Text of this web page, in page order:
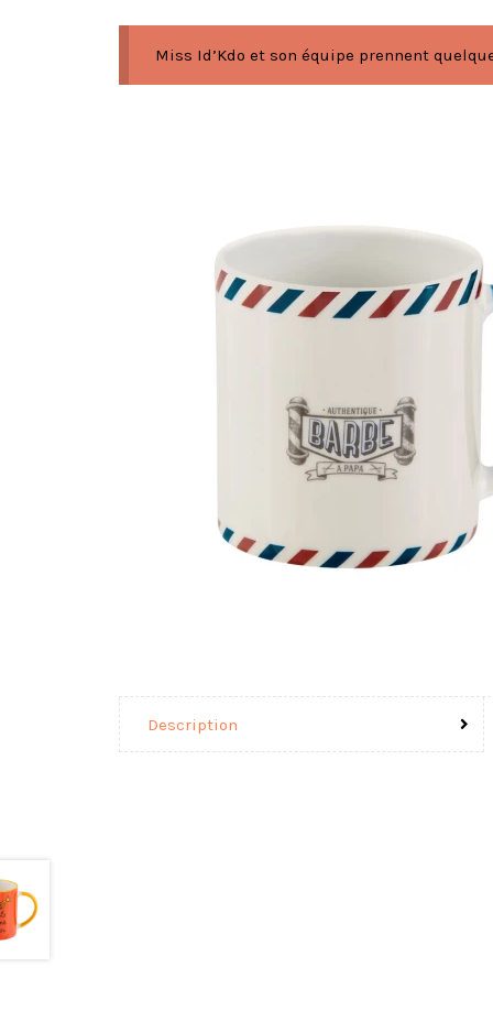
Miss Id’Kdo et son équipe prennent
Description